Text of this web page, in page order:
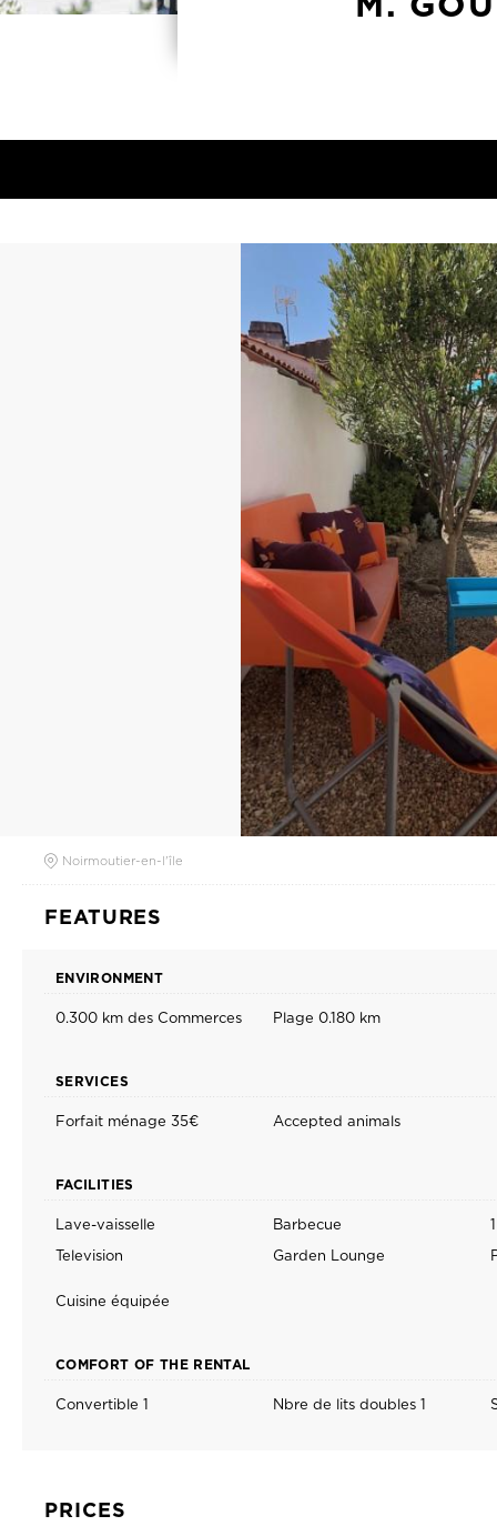
Noirmoutier-en-l'île
FEATURES
ENVIRONMENT
0.300 km des Commerces Plage 0.180 km
SERVICES
Forfait ménage 35€ Accepted animals
FACILITIES
Lave-vaisselle Barbecue
Television
Garden Lounge
Cuisine équipée
COMFORT OF THE RENTAL
Convertible 1 Nbre de lits doubles 1
PRICES